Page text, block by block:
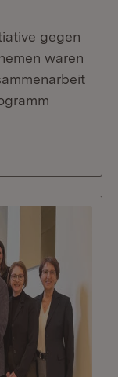
gegen
waren